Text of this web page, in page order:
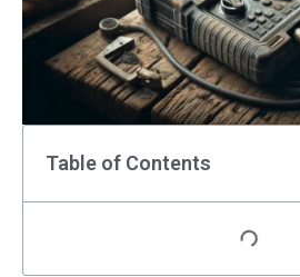
Table of Contents